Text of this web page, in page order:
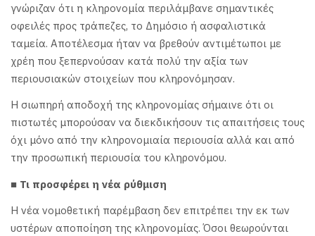
γνώριζαν ότι η κληρονομία περιλάμβανε σημαντικές
οφειλές προς τράπεζες, το Δημόσιο ή ασφαλιστικά
ταμεία. Αποτέλεσμα ήταν να βρεθούν αντιμέτωποι με
χρέη που ξεπερνούσαν κατά πολύ την αξία των
περιουσιακών στοιχείων που κληρονόμησαν.
Η σιωπηρή αποδοχή της κληρονομίας σήμαινε ότι οι
πιστωτές μπορούσαν να διεκδικήσουν τις απαιτήσεις τους
όχι μόνο από την κληρονομιαία περιουσία αλλά και από
την προσωπική περιουσία του κληρονόμου.
■ Τι προσφέρει η νέα ρύθμιση
Η νέα νομοθετική παρέμβαση δεν επιτρέπει την εκ των
υστέρων αποποίηση της κληρονομίας. Όσοι θεωρούνται